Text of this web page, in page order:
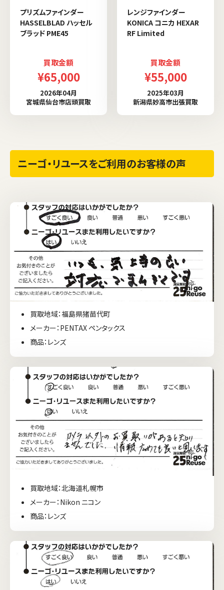
プリズムファインダー
HASSELBLAD ハッセル
ブラッド PME45
買取金額
¥65,000
2026年04月
宮城県仙台市店頭買取
レンジファインダー
KONICA コニカ HEXAR
RF Limited
買取金額
¥55,000
2025年03月
新潟県妙高市出張買取
ニーゴ・リユースをご利用のお客様の声
買取地域：福島県猪苗代町
メーカー：PENTAX ペンタックス
商品：レンズ
買取地域：北海道札幌市
メーカー：Nikon ニコン
商品：レンズ